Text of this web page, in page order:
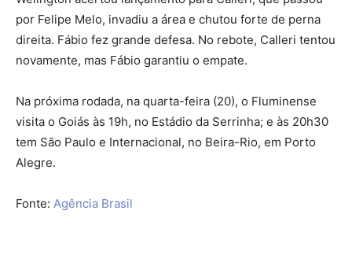
por Felipe Melo, invadiu a área e chutou forte de perna
direita. Fábio fez grande defesa. No rebote, Calleri tentou
novamente, mas Fábio garantiu o empate.
Na próxima rodada, na quarta-feira (20), o Fluminense
visita o Goiás às 19h, no Estádio da Serrinha; e às 20h30
tem São Paulo e Internacional, no Beira-Rio, em Porto
Alegre.
Fonte: Agência Brasil